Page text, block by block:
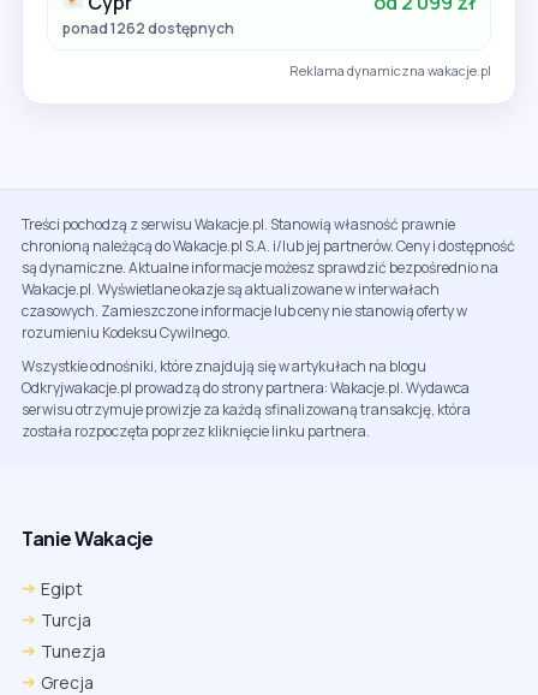
ponad 1262 dostępnych
Reklama dynamiczna wakacje.pl
Treści pochodzą z serwisu Wakacje.pl. Stanowią własność prawnie
chronioną należącą do Wakacje.pl S.A. i/lub jej partnerów. Ceny i dostępność
są dynamiczne. Aktualne informacje możesz sprawdzić bezpośrednio na
Wakacje.pl. Wyświetlane okazje są aktualizowane w interwałach
czasowych. Zamieszczone informacje lub ceny nie stanowią oferty w
rozumieniu Kodeksu Cywilnego.
Wszystkie odnośniki, które znajdują się w artykułach na blogu
Odkryjwakacje.pl prowadzą do strony partnera: Wakacje.pl. Wydawca
serwisu otrzymuje prowizje za każdą sfinalizowaną transakcję, która
została rozpoczęta poprzez kliknięcie linku partnera.
Tanie Wakacje
Egipt
Turcja
Tunezja
Grecja